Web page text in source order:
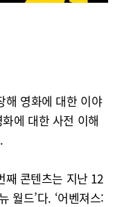
해 영화에 대한 이야
에 대한 사전 이해
째 콘텐츠는 지난 12
월드’다. ‘어벤져스: